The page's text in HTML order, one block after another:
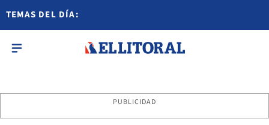
TEMAS DEL DÍA:
PUBLICIDAD